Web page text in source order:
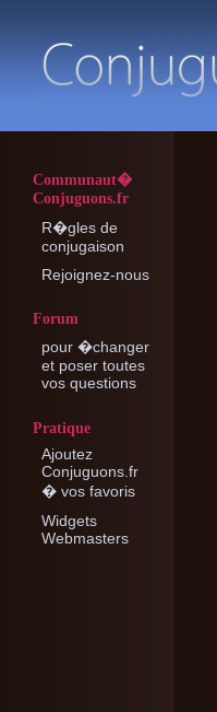
Communaut�
Conjuguons.fr
R�gles de
conjugaison
Rejoignez-nous
Forum
pour �changer
et poser toutes
vos questions
Pratique
Ajoutez
Conjuguons.fr
� vos favoris
Widgets
Webmasters